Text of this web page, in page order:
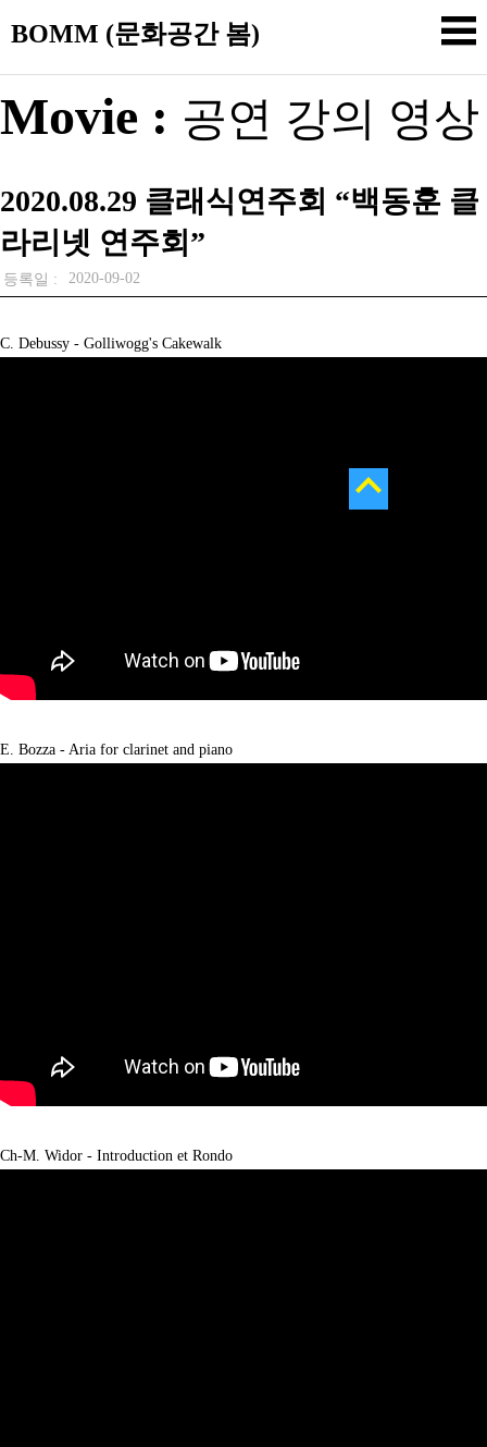
BOMM (문화공간 봄)
Movie : 공연 강의 영상
2020.08.29 클래식연주회 “백동훈 클
라리넷 연주회”
등록일 : 2020-09-02
C. Debussy - Golliwogg's Cakewalk
E. Bozza - Aria for clarinet and piano
Ch-M. Widor - Introduction et Rondo